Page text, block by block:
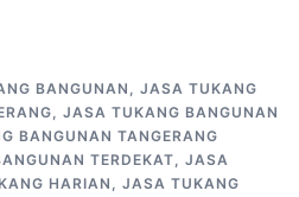
BANGUNAN, JASA TUKANG
, JASA TUKANG BANGUNAN
BANGUNAN TANGERANG
TERDEKAT, JASA
HARIAN , JASA TUKANG